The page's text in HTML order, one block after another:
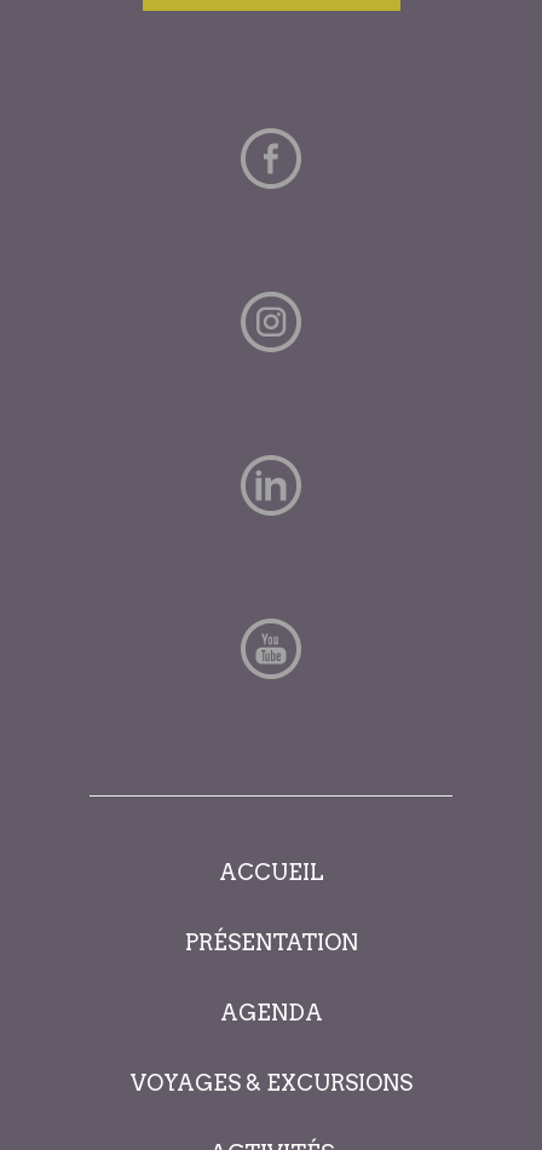
ACCUEIL
PRÉSENTATION
AGENDA
VOYAGES & EXCURSIONS